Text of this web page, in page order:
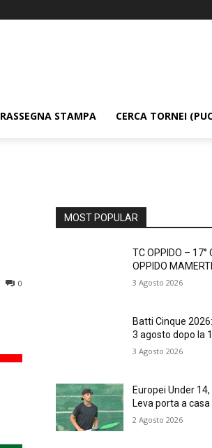
RASSEGNA STAMPA CERCA TORNEI
0
MOST POPULAR
TC OPPIDO – 17°
OPPIDO
3 Agosto 2026
Batti Cinque
3 agosto dopo la
3 Agosto 2026
Europei Under 14,
Leva porta a
2 Agosto 2026